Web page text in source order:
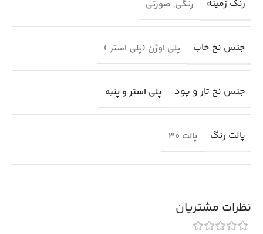
رنگ زمینه رنگی, صورتی
جنس نخ خاب پلی اوژن (پلی استر )
جنس نخ تار و پود پلی استر و پنبه
پالت رنگ پالت 30
نظرات مشتریان